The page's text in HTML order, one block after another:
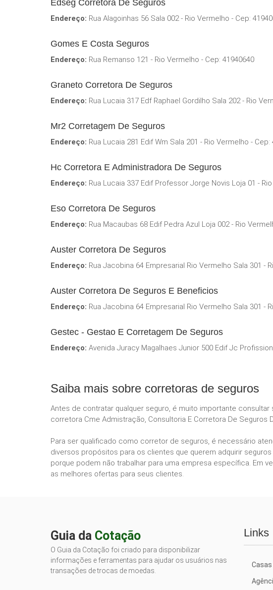
Edseg Corretora De Seguros
Endereço: Rua Alagoinhas 56 Sala 002 - Rio Vermelho - Cep:
Gomes E Costa Seguros
Endereço: Rua Remanso 121 - Rio Vermelho - Cep: 41940640
Graneto Corretora De Seguros
Endereço: Rua Lucaia 317 Edf Raphael Gordilho Sala 202 - Rio
Mr2 Corretagem De Seguros
Endereço: Rua Lucaia 281 Edif Wm Sala 201 - Rio Vermelho - Cep:
Hc Corretora E Administradora De Seguros
Endereço: Rua Lucaia 337 Edif Professor Jorge Novis Loja 01 -
Eso Corretora De Seguros
Endereço: Rua Macaubas 68 Edif Pedra Azul Loja 002 - Rio
Auster Corretora De Seguros
Endereço: Rua Jacobina 64 Empresarial Rio Vermelho Sala 301 -
Auster Corretora De Seguros E Beneficios
Endereço: Rua Jacobina 64 Empresarial Rio Vermelho Sala 301 -
Gestec - Gestao E Corretagem De Seguros
Endereço: Avenida Juracy Magalhaes Junior 500 Edif Jc
Saiba mais sobre corretoras de seguros
Antes de contratar qualquer seguro, é muito importante
corretora Cme Admistração, Consultoria E Corretora De Seguros
Para ser qualificado como corretor de seguros, é necessário
diversos propósitos para os clientes que querem adquirir
porque podem não trabalhar para uma empresa específica. Em
as melhores ofertas para seus clientes.
Guia da Cotação
O Guia da Cotação foi criado para disponibilizar
informações e ferramentas para ajudar os usuários nas
transações de trocas de moedas.
Links